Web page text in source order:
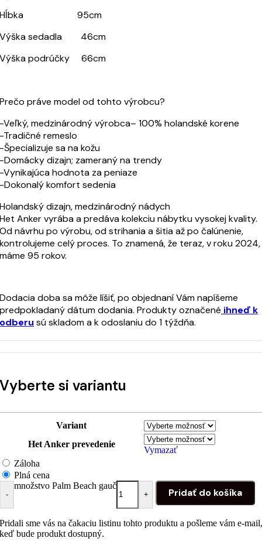
Hĺbka 95cm
Výška sedadla 46cm
Výška podrúčky 66cm
Prečo práve model od tohto výrobcu?
-Veľký, medzinárodný výrobca– 100% holandské korene
-Tradičné remeslo
-Špecializuje sa na kožu
-Domácky dizajn; zameraný na trendy
-Vynikajúca hodnota za peniaze
-Dokonalý komfort sedenia
Holandský dizajn, medzinárodný nádych
Het Anker vyrába a predáva kolekciu nábytku vysokej kvality.
Od návrhu po výrobu, od strihania a šitia až po čalúnenie,
kontrolujeme celý proces. To znamená, že teraz, v roku 2024,
máme 95 rokov.
Dodacia doba sa môže líšiť, po objednaní Vám napíšeme
predpokladaný dátum dodania. Produkty označené ihneď k
odberu sú skladom a k odoslaniu do 1 týždňa.
Vyberte si variantu
Variant
Het Anker prevedenie
Vymazať
Záloha
Plná cena
-
množstvo Palm Beach gauč
+ Pridať do košíka
Pridali sme vás na čakaciu listinu tohto produktu a pošleme vám e-mail,
keď bude produkt dostupný.